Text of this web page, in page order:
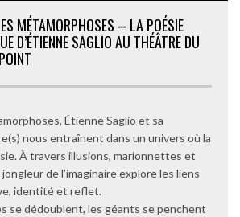
MÉTAMORPHOSES – LA POÉSIE
D’ÉTIENNE SAGLIO AU THÉÂTRE DU
Étienne Saglio et sa
nous entraînent dans un univers où la
À travers illusions, marionnettes et
de l’imaginaire explore les liens
identité et reflet.
se dédoublent, les géants se penchent